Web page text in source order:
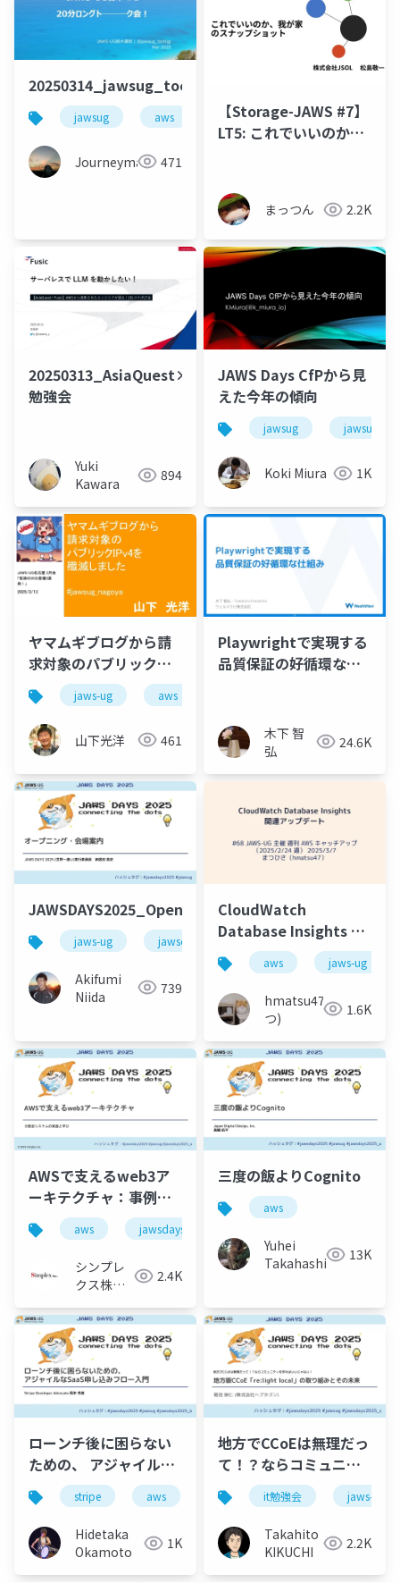
jawsug aws 栃木
Journeyman 471
【Storage-JAWS #7】
LT5: これでいいのか、
まっつん 2.2K
20250313_AsiaQuest×Fusic
勉強会
Yuki
Kawara
894
JAWS Days CfPから見
えた今年の傾向
jawsug
Koki Miura 1K
ヤマムギブログから請
求対象のパブリック
IPv4を殲滅しました
jaws-ug aws
山下光洋 461
Playwrightで実現する
品質保証の好循環な仕
木下 智
弘
24.6K
JAWSDAYS2025_Openning
jaws-ug jawsdays
Akifumi
Niida
739
CloudWatch
Database Insights 関
連アップデート
aws jaws-ug
hmatsu47(ま
つ)
1.6K
AWSで支えるweb3ア
ーキテクチャ：事例か
らみる実践と学び
aws jawsdays2025
シンプレ
クス株式
2.4K
三度の飯よりCognito
aws
Yuhei
Takahashi
13K
ローンチ後に困らない
ための、 アジャイルな
SaaS申し込みフロー入
門
stripe aws プロダクト開発
Hidetaka
Okamoto
1K
地方でCCoEは無理だっ
て！？ならコミュニテ
ィを作ればいいじゃな
い！ 地方版
CCoE「re:light
local」の取り組みとそ
の未来@JAWS DAYS
it勉強会 jaws-ug
Takahito
KIKUCHI
2.2K